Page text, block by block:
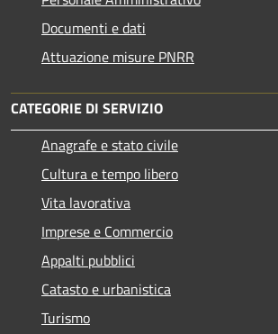
Documenti e dati
Attuazione misure PNRR
CATEGORIE DI SERVIZIO
Anagrafe e stato civile
Cultura e tempo libero
Vita lavorativa
Imprese e Commercio
Appalti pubblici
Catasto e urbanistica
Turismo